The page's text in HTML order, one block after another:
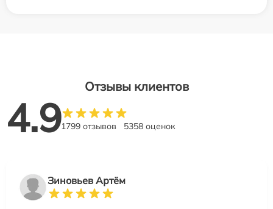
Отзывы клиентов
4.91799 отзывов 5358 оценок
Зиновьев Артём